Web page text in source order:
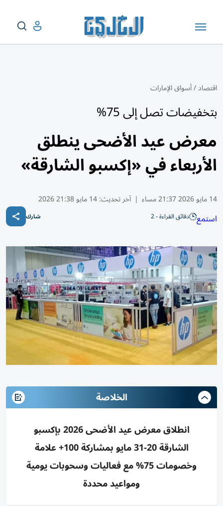
اقتصاد/أسواق الإمارات
بتخفيضات تصل إلى 75%
معرض عيد الأضحى ينطلق
الأربعاء في «إكسبو الشارقة»
14 مايو 2026 21:37 مساء | آخر تحديث:14 مايو 21:38 2026
استمع دقائق القراءة - 2 شارك
الخلاصة
انطلاق معرض عيد الأضحى 2026 بإكسبو
الشارقة 20-31 مايو بمشاركة 100+ علامة
وخصومات 75% مع فعاليات وسحوبات يومية
ومواعيد محددة